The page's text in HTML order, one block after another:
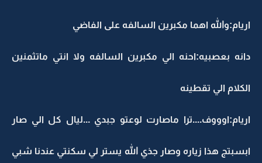
اريام:والله اهما مكبرين السالفه على الفاضي
دانه بعصبيه:احنه الي مكبرين السالفه ولا انتي ماتثمنين
الكلام الي تقطينه
اريام:اوووف....ترا ماصارت لوعتو جبدي ...ليال كل الي صار
ابسبتج هذا زياره وصار جذي الله يستر لي سكنتي عندنا شبي